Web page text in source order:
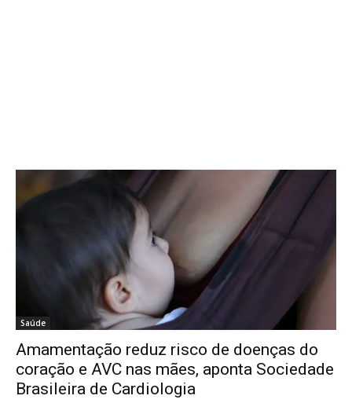
Saúde
Amamentação reduz risco de doenças do
coração e AVC nas mães, aponta Sociedade
Brasileira de Cardiologia